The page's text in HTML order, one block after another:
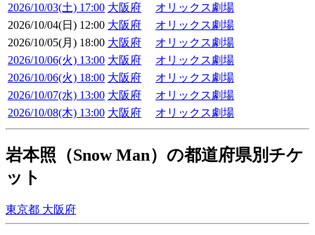
2026/10/03(土) 17:00 大阪府
オリックス劇場
2026/10/04(日) 12:00 大阪府
オリックス劇場
2026/10/05(月) 18:00 大阪府
オリックス劇場
2026/10/06(火) 13:00 大阪府
オリックス劇場
2026/10/06(火) 18:00 大阪府
オリックス劇場
2026/10/07(水) 13:00 大阪府
オリックス劇場
2026/10/08(木) 13:00 大阪府 オリックス劇場
岩本照（Snow Man）の都道府県別チケ
ット
東京都 大阪府